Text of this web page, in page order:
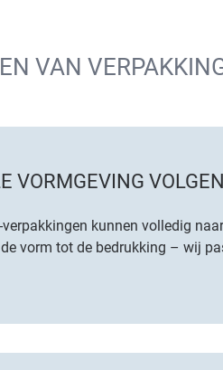
VAN
VORMGEVING
kunnen volledig
vorm tot de bedrukking – wij